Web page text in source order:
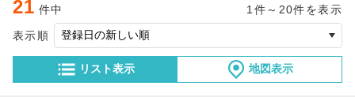
21 件中 1件～20件を表示
リスト表示 地図表示
表示順